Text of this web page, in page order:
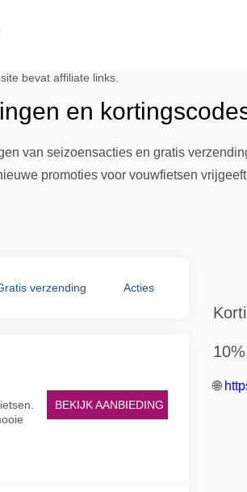
bevat affiliate links.
en
van seizoensacties en gratis
promoties voor vouwfietsen
verzending Acties
BEKIJK AANBIEDING
🌐